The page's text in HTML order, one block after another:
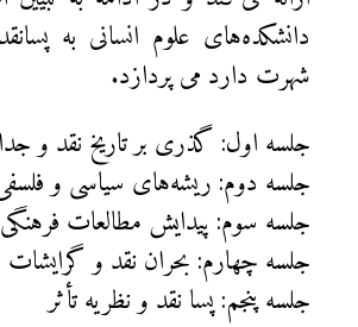
دانشکده‌های علوم انسانی به
شهرت دارد می پردازد.
جلسه اول: گذری بر تاریخ نقد و
جلسه دوم: ریشه‌های سیاسی و
جلسه سوم: پیدایش مطالعات فرهنگی
جلسه چهارم: بحران نقد و
جلسه پنجم: پسا نقد و نظریه تأثر